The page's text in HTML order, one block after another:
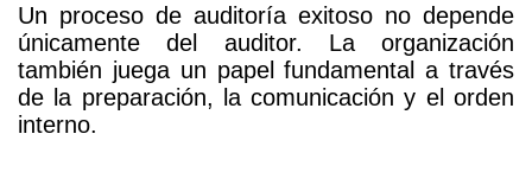
Un proceso de auditoría exitoso no depende
únicamente del auditor. La organización
también juega un papel fundamental a través
de la preparación, la comunicación y el orden
interno.